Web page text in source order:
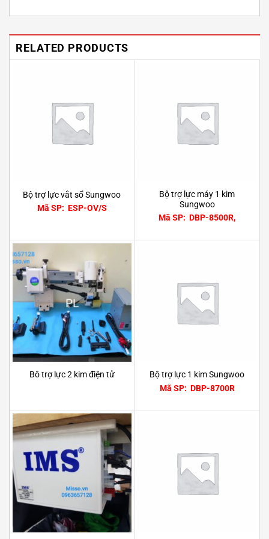
RELATED PRODUCTS
Bộ trợ lực vắt sổ Sungwoo
Mã SP: ESP-OV/S
Bộ trợ lực máy 1 kim
Sungwoo
Mã SP: DBP-8500R,
Bô trợ lực 2 kim điện tử
Bộ trợ lực 1 kim Sungwoo
Mã SP: DBP-8700R